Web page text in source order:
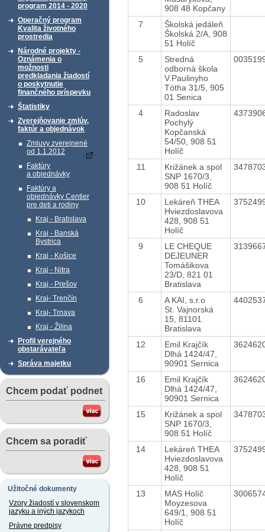
program 2014 - 2020
Operačný program
Kvalita životného
prostredia
Národné projekty -
Oznámenia o
možnosti
predkladania žiadostí
o poskytnutie
finančného príspevku
Štatistiky
Zverejňovanie zmlúv,
faktúr a objednávok
Zmluvy zverejnené
od 1.1.2012
Faktúry
a objednávky
Faktúry a
objednávky Centier
pre deti a rodiny
Kraj - Bratislava
Kraj - Banská
Bystrica
Kraj - Košice
Kraj - Nitra
Kraj - Prešov
Kraj- Trenčín
Kraj- Trnava
Kraj - Žilina
Profil verejného
obstarávateľa
Správa majetku
Chcem podať podnet
Chcem sa poradiť
Užitočné dokumenty
Vzory žiadostí v slovenskom
jazyku a iných jazykoch
Právne predpisy
908 48 Kopčany
7
Školská jedáleň
Školská 2/A, 908
51 Holíč
5
Stredná
odborná škola
V.Paulinyho
Tótha 31/5, 905
01 Senica
4
Radoslav
Pochylý
Kopčanská
54/50, 908 51
Holíč
11
Križánek a spol
SNP 1670/3,
908 51 Holíč
10
Lekáreň THEA
Hviezdoslavova
428, 908 51
Holíč
9
LE CHEQUE
DEJEUNER
Tomášikova
23/D, 821 01
Bratislava
6
A KAI, s.r.o
St. Vajnorská
15, 81101
Bratislava
12
Emil Krajčík
Dlhá 1424/47,
90901 Sernica
16
Emil Krajčík
Dlhá 1424/47,
90901 Sernica
15
Križánek a spol
SNP 1670/3,
908 51 Holíč
14
Lekáreň THEA
Hviezdoslavova
428, 908 51
Holíč
13
MAS Holíč
Moyzesova
649/1, 908 51
Holíč